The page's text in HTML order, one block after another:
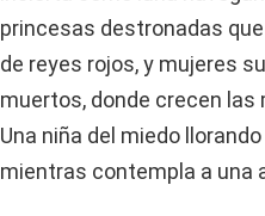
princesas destronadas
de reyes rojos, y mujeres
muertos, donde crecen las
Una niña del miedo
mientras contempla a una